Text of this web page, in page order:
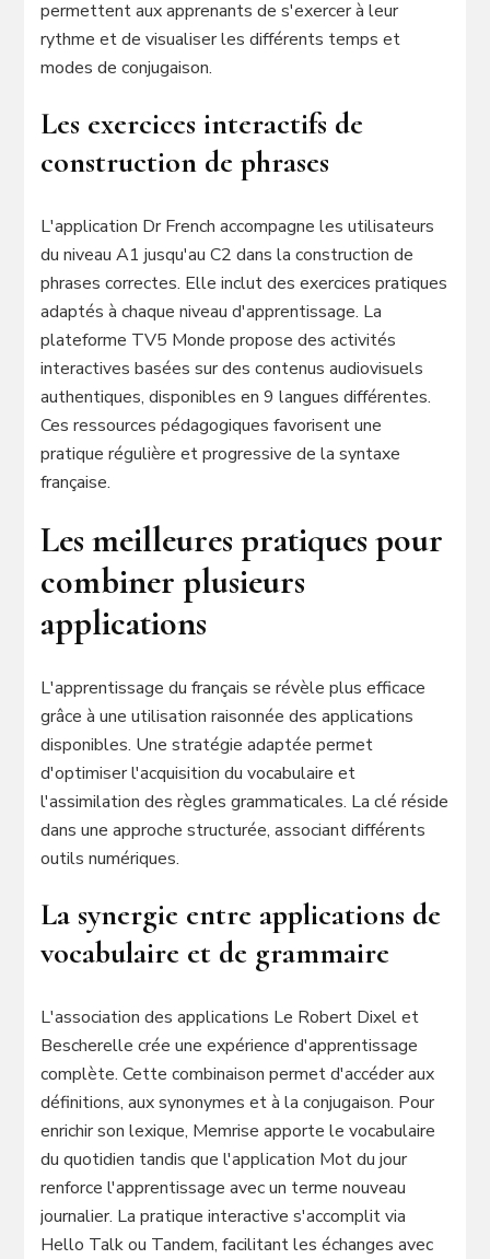
permettent aux apprenants de s'exercer à leur
rythme et de visualiser les différents temps et
modes de conjugaison.
Les exercices interactifs de
construction de phrases
L'application Dr French accompagne les utilisateurs
du niveau A1 jusqu'au C2 dans la construction de
phrases correctes. Elle inclut des exercices pratiques
adaptés à chaque niveau d'apprentissage. La
plateforme TV5 Monde propose des activités
interactives basées sur des contenus audiovisuels
authentiques, disponibles en 9 langues différentes.
Ces ressources pédagogiques favorisent une
pratique régulière et progressive de la syntaxe
française.
Les meilleures pratiques pour
combiner plusieurs
applications
L'apprentissage du français se révèle plus efficace
grâce à une utilisation raisonnée des applications
disponibles. Une stratégie adaptée permet
d'optimiser l'acquisition du vocabulaire et
l'assimilation des règles grammaticales. La clé réside
dans une approche structurée, associant différents
outils numériques.
La synergie entre applications de
vocabulaire et de grammaire
L'association des applications Le Robert Dixel et
Bescherelle crée une expérience d'apprentissage
complète. Cette combinaison permet d'accéder aux
définitions, aux synonymes et à la conjugaison. Pour
enrichir son lexique, Memrise apporte le vocabulaire
du quotidien tandis que l'application Mot du jour
renforce l'apprentissage avec un terme nouveau
journalier. La pratique interactive s'accomplit via
Hello Talk ou Tandem, facilitant les échanges avec